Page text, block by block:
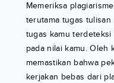
Memeriksa
terutama tugas
tugas kamu terdeteksi
pada nilai kamu. Oleh
memastikan bahwa
kerjakan bebas dari